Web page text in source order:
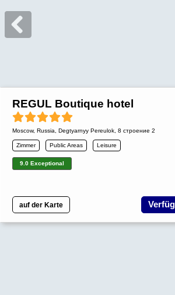
REGUL Boutique hotel
Moscow, Russia, Degtyarnyy Pereulok, 8 строение 2
Zimmer Public Areas Leisure
9.0 Exceptional
auf der Karte